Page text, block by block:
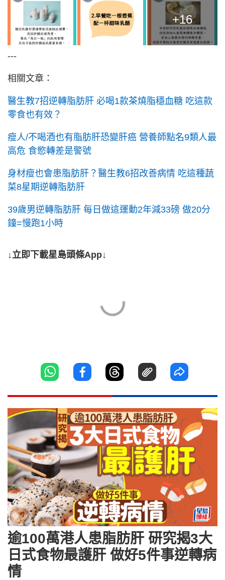
+16
---
相關文章：
醫生教7招逆轉脂肪肝 必喝1款茶燒脂穩血糖 吃這款
零食也有效？
瘦人/不喝酒也有脂肪肝恐變肝癌 營養師點名9類人最
高危 食慾轉差是警號
身材瘦也會患脂肪肝？醫生教6招改善病情 吃這種蔬
菜8星期逆轉脂肪肝
39歲男逆轉脂肪肝 每日做這運動2年減33磅 做20分
鐘=慢跑1小時
↓立即下載星島頭條App↓
逾100萬港人患脂肪肝 研究揭3大
日式食物最護肝 做好5件事逆轉病
情